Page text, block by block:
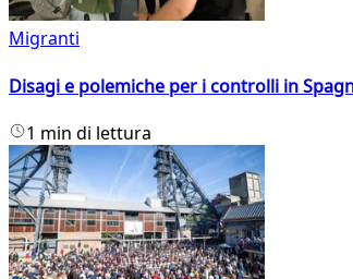
Migranti
Disagi e polemiche per i controlli in
1 min di lettura